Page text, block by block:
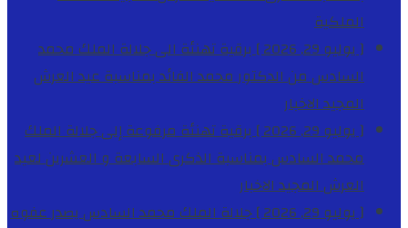
الملكية
[ يوليو 29, 2026 ]
برقية تهنئة الى جلالة الملك محمد
السادس من الدكتور محمد الفائد بمناسبة عيد العرش
المجيدالاخبار
[ يوليو 29, 2026 ]
برقية تهنئة مرفوعة إلى جلالة الملك
محمد السادس بمناسبة الذكرى السابعة و العشرين لعيد
العرش المجيدالاخبار
[ يوليو 29, 2026 ]
جلالة الملك محمد السادس يصدر عفوه